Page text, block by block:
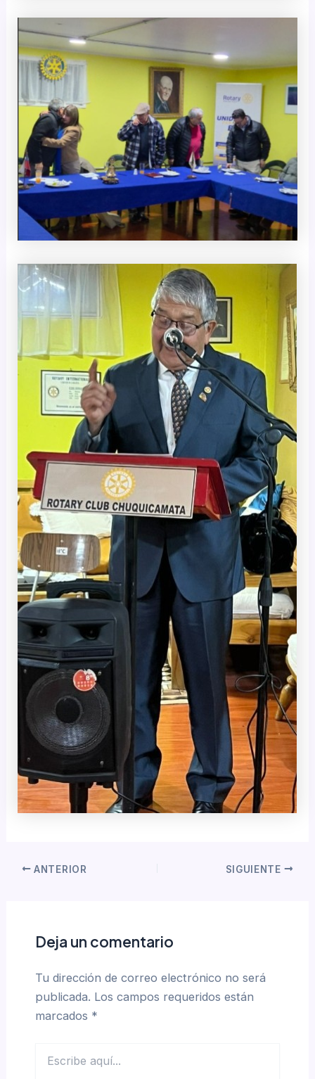
ANTERIOR SIGUIENTE
Deja un comentario
Tu dirección de correo electrónico no será
publicada. Los campos requeridos están
marcados *
aquí...